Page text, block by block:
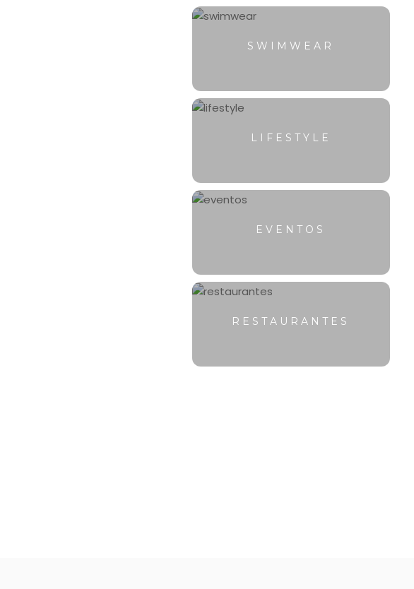
SWIMWEAR
LIFESTYLE
EVENTOS
RESTAURANTES